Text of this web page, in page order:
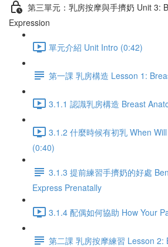
第三單元：乳房按摩與手擠奶 Unit 3:
Expression
單元介紹 Unit Intro (0:42)
第一課 乳房構造 Lesson 1:
3.1.1 認識乳房構造 Breast
3.1.2 什麼時候有初乳 When
(0:40)
3.1.3 提前練習手擠奶的好處
Express Prenatally
3.1.4 配偶如何協助 How Your
第二課 乳房按摩練習 Lesson 2: